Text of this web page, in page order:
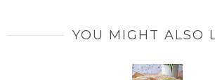
YOU MIGHT ALSO